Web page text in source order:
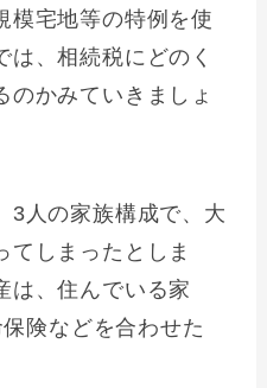
模宅地等の特例を使
は、相続税にどのく
のかみていきましょ
3人の家族構成で、大
てしまったとしま
は、住んでいる家
険などを合わせた